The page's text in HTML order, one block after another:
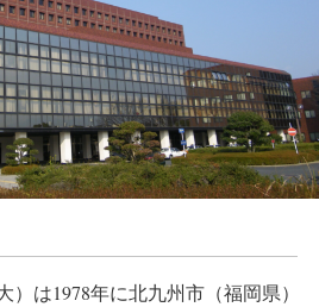
は1978年に北九州市（福岡県）